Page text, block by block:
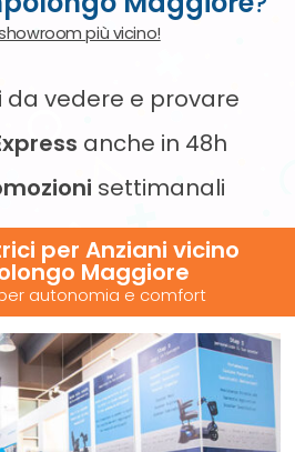
più vicino!
da vedere e provare
anche in 48h
settimanali
per Anziani vicino
Maggiore
autonomia e comfort